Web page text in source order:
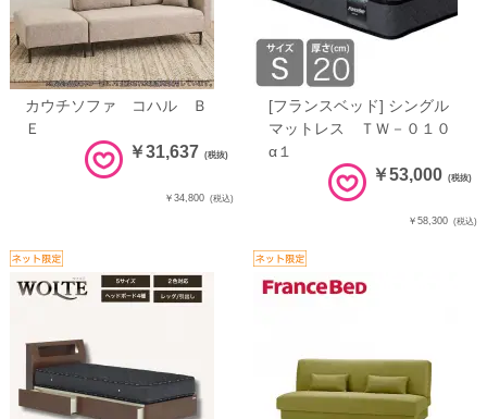
カウチソファ コハル Ｂ
Ｅ
￥31,637 (税抜)
￥34,800 (税込)
[フランスベッド] シングル
マットレス ＴＷ－０１０
α１
￥53,000 (税抜)
￥58,300 (税込)